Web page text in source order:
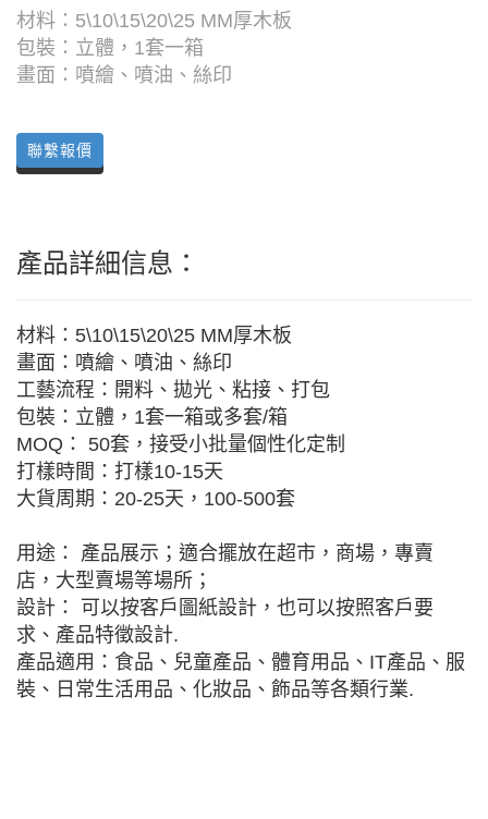
材料：5\10\15\20\25 MM厚木板
包裝：立體，1套一箱
畫面：噴繪、噴油、絲印
聯繫報價
產品詳細信息：
材料：5\10\15\20\25 MM厚木板
畫面：噴繪、噴油、絲印
工藝流程：開料、拋光、粘接、打包
包裝：立體，1套一箱或多套/箱
MOQ： 50套，接受小批量個性化定制
打樣時間：打樣10-15天
大貨周期：20-25天，100-500套
用途： 產品展示；適合擺放在超市，商場，專賣
店，大型賣場等場所；
設計： 可以按客戶圖紙設計，也可以按照客戶要
求、產品特徵設計.
產品適用：食品、兒童產品、體育用品、IT產品、服
裝、日常生活用品、化妝品、飾品等各類行業.